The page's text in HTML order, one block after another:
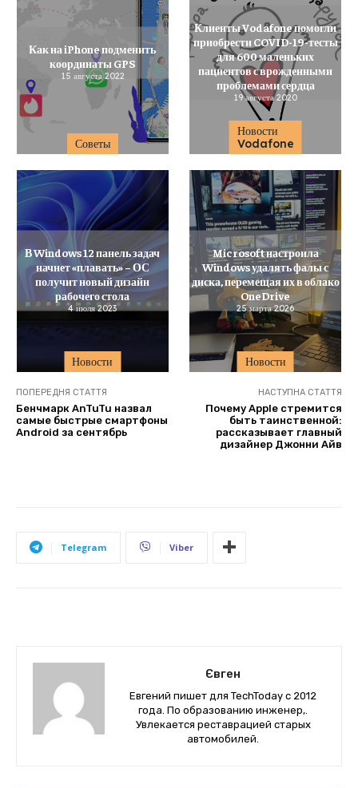
Советы
Как на iPhone подменить
координаты GPS
15 августа 2022
Новости
Vodafone
Клиенты Vodafone помогли
приобрести COVID-19-тесты
для 600 маленьких
пациентов с врожденными
проблемами сердца
19 августа 2020
Новости
В Windows 12 панель задач
начнет «плавать» – ОС
получит новый дизайн
рабочего стола
4 июля 2023
Новости
Microsoft настроила
Windows удалять фалы с
диска, перемещая их в облако
OneDrive
25 марта 2026
ПОПЕРЕДНЯ СТАТТЯ
Бенчмарк AnTuTu назвал
самые быстрые смартфоны
Android за сентябрь
НАСТУПНА СТАТТЯ
Почему Apple стремится
быть таинственной:
рассказывает главный
дизайнер Джонни Айв
Telegram Viber
Євген
Евгений пишет для TechToday с 2012
года. По образованию инженер,.
Увлекается реставрацией старых
автомобилей.